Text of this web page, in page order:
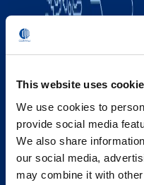
This website uses
We use cookies to
provide social media
We also share
our social media,
may combine it with